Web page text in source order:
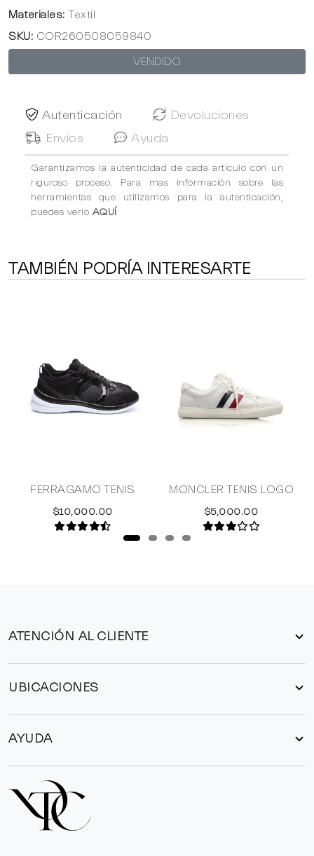
Materiales: Textil
SKU: COR260508059840
VENDIDO
Autenticación
Devoluciones
Envíos
Ayuda
Garantizamos la autenticidad de cada artículo con un
riguroso proceso. Para mas información sobre las
herramientas que utilizamos para la autenticación,
puedes verlo AQUÍ
TAMBIÉN PODRÍA INTERESARTE
FERRAGAMO TENIS
$10,000.00
MONCLER TENIS LOGO
$5,000.00
ATENCIÓN AL CLIENTE
UBICACIONES
AYUDA